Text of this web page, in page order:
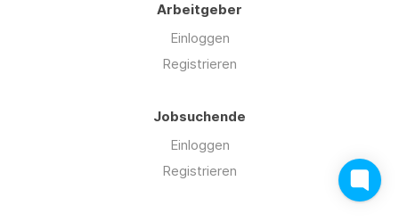
Arbeitgeber
Einloggen
Registrieren
Jobsuchende
Einloggen
Registrieren